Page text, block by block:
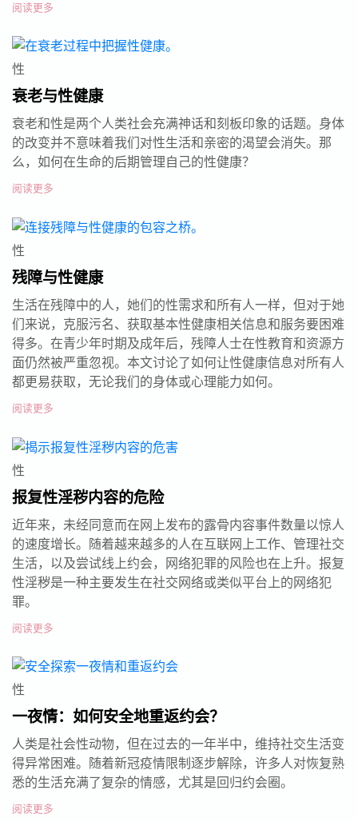
阅读更多
性
衰老与性健康
衰老和性是两个人类社会充满神话和刻板印象的话题。身体
的改变并不意味着我们对性生活和亲密的渴望会消失。那
么，如何在生命的后期管理自己的性健康？
阅读更多
性
残障与性健康
生活在残障中的人，她们的性需求和所有人一样，但对于她
们来说，克服污名、获取基本性健康相关信息和服务要困难
得多。在青少年时期及成年后，残障人士在性教育和资源方
面仍然被严重忽视。本文讨论了如何让性健康信息对所有人
都更易获取，无论我们的身体或心理能力如何。
阅读更多
性
报复性淫秽内容的危险
近年来，未经同意而在网上发布的露骨内容事件数量以惊人
的速度增长。随着越来越多的人在互联网上工作、管理社交
生活，以及尝试线上约会，网络犯罪的风险也在上升。报复
性淫秽是一种主要发生在社交网络或类似平台上的网络犯
罪。
阅读更多
性
一夜情：如何安全地重返约会？
人类是社会性动物，但在过去的一年半中，维持社交生活变
得异常困难。随着新冠疫情限制逐步解除，许多人对恢复熟
悉的生活充满了复杂的情感，尤其是回归约会圈。
阅读更多